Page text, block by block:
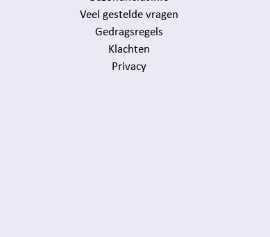
Veel gestelde vragen
Gedragsregels
Klachten
Privacy